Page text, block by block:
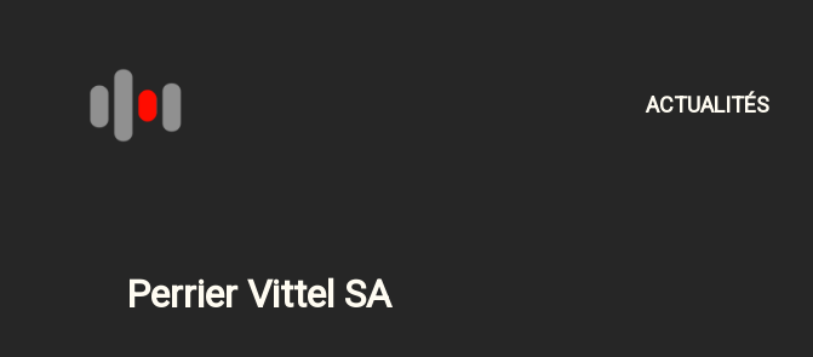
ACTUALITÉS
Perrier Vittel SA